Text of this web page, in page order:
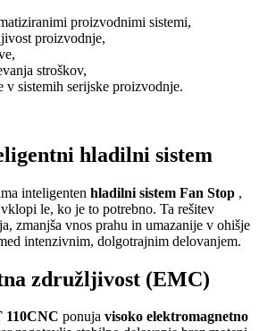
proizvodnimi sistemi,
proizvodnje,
stroškov,
v sistemih serijske proizvodnje.
hladilni sistem
inteligenten hladilni sistem Fan Stop ,
le, ko je to potrebno. Ta rešitev
zmanjša vnos prahu in umazanije v ohišje
intenzivnim, dolgotrajnim delovanjem.
združljivost (EMC)
110CNC ponuja visoko elektromagnetno